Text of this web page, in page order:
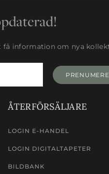
information om nya
ÅTERFÖRSÄLJARE
LOGIN E-HANDEL
LOGIN DIGITALTAPETER
BILDBANK